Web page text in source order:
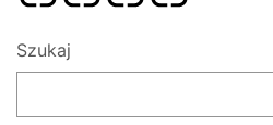
głównaStron
SEO
Szukaj